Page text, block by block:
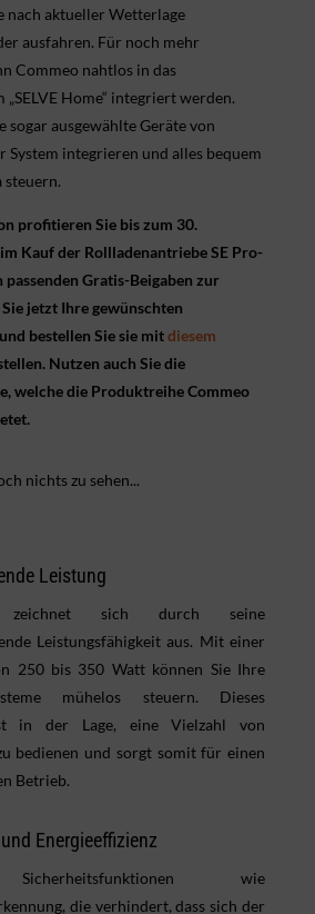
nach aktueller Wetterlage
ausfahren. Für noch mehr
Commeo nahtlos in das
„SELVE Home“ integriert werden.
sogar ausgewählte Geräte von
System integrieren und alles bequem
steuern.
profitieren Sie bis zum 30.
Kauf der Rollladenantriebe SE Pro-
passenden Gratis-Beigaben zur
jetzt Ihre gewünschten
bestellen Sie sie mitdiesem
Nutzen auch Sie die
welche die Produktreihe Commeo
nichts zu sehen...
Leistung
zeichnet sich durch seine
Leistungsfähigkeit aus. Mit einer
250 bis 350 Watt können Sie Ihre
mühelos steuern. Dieses
in der Lage, eine Vielzahl von
bedienen und sorgt somit für einen
Betrieb.
Energieeffizienz
wie
die verhindert, dass sich der